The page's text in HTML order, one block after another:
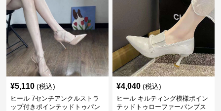
¥5,110 (税込)
ヒール 7センチアンクルストラ
ップ付きポインテッドトゥパン
¥4,040 (税込)
ヒール キルティング模様ポイン
テッドトゥローファーパンプス